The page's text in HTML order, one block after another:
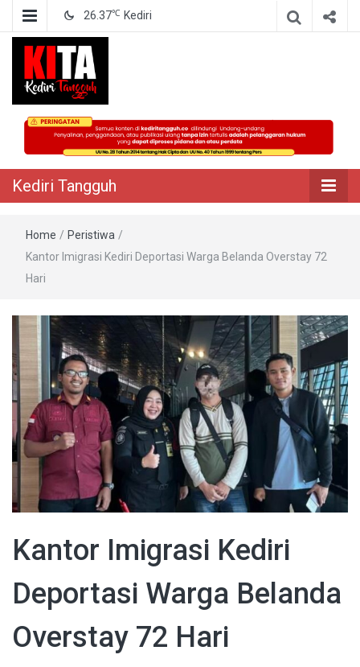
26.37℃ Kediri
Kediri Tangguh
Berita Akurat Terpercaya
Kediri Tangguh
Home / Peristiwa /
Kantor Imigrasi Kediri Deportasi Warga Belanda Overstay 72
Hari
Kantor Imigrasi Kediri
Deportasi Warga Belanda
Overstay 72 Hari